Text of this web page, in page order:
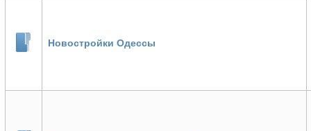
Новостройки Одессы